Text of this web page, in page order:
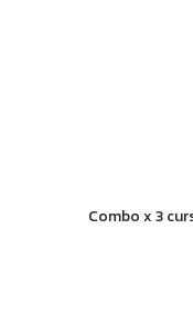
Combo x 3